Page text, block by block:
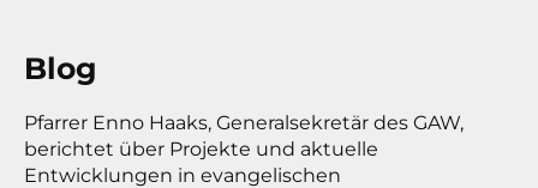
Blog
Pfarrer Enno Haaks, Generalsekretär des GAW,
berichtet über Projekte und aktuelle
Entwicklungen in evangelischen